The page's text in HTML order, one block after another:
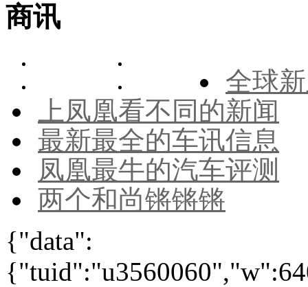
商讯
全球
上凤凰看不同的新闻
最新最全的车讯信息
凤凰最牛的汽车评测
两个和尚锵锵锵
{"data":